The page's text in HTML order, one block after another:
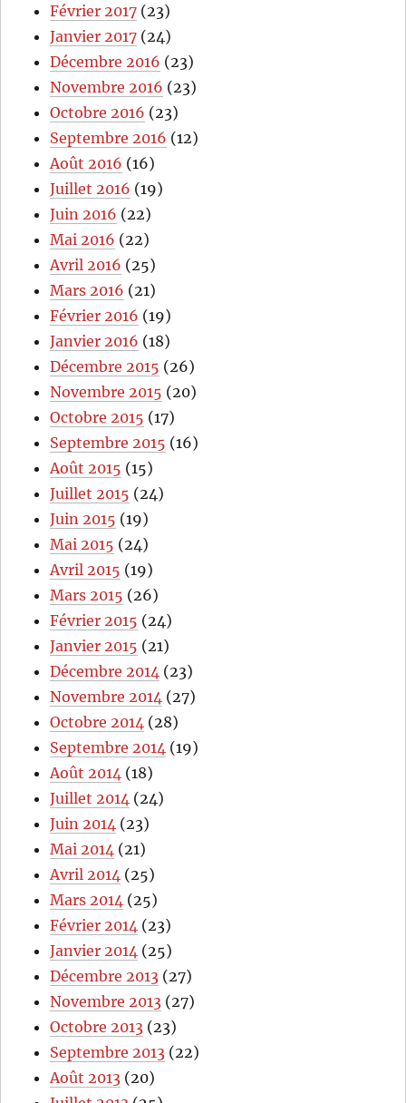
Février 2017 (23)
Janvier 2017 (24)
Décembre 2016 (23)
Novembre 2016 (23)
Octobre 2016 (23)
Septembre 2016 (12)
Août 2016 (16)
Juillet 2016 (19)
Juin 2016 (22)
Mai 2016 (22)
Avril 2016 (25)
Mars 2016 (21)
Février 2016 (19)
Janvier 2016 (18)
Décembre 2015 (26)
Novembre 2015 (20)
Octobre 2015 (17)
Septembre 2015 (16)
Août 2015 (15)
Juillet 2015 (24)
Juin 2015 (19)
Mai 2015 (24)
Avril 2015 (19)
Mars 2015 (26)
Février 2015 (24)
Janvier 2015 (21)
Décembre 2014 (23)
Novembre 2014 (27)
Octobre 2014 (28)
Septembre 2014 (19)
Août 2014 (18)
Juillet 2014 (24)
Juin 2014 (23)
Mai 2014 (21)
Avril 2014 (25)
Mars 2014 (25)
Février 2014 (23)
Janvier 2014 (25)
Décembre 2013 (27)
Novembre 2013 (27)
Octobre 2013 (23)
Septembre 2013 (22)
Août 2013 (20)